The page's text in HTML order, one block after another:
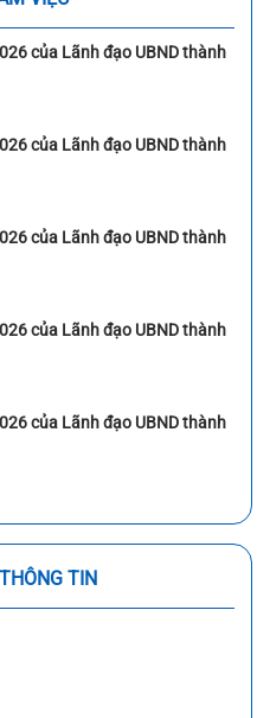
của Lãnh đạo UBND thành
của Lãnh đạo UBND thành
của Lãnh đạo UBND thành
của Lãnh đạo UBND thành
của Lãnh đạo UBND thành
TIN